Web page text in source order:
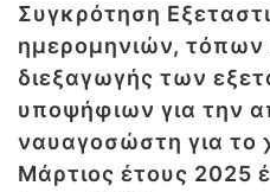
Συγκρότηση
ημερομηνιών,
διεξαγωγής των
υποψήφιων για την
ναυαγοσώστη για το
Μάρτιος έτους 2025